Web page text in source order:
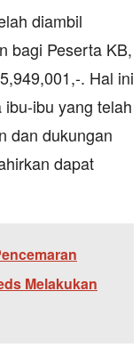
diambil
bagi Peserta KB,
. Hal ini
ibu yang telah
dan dukungan
dapat
Melakukan